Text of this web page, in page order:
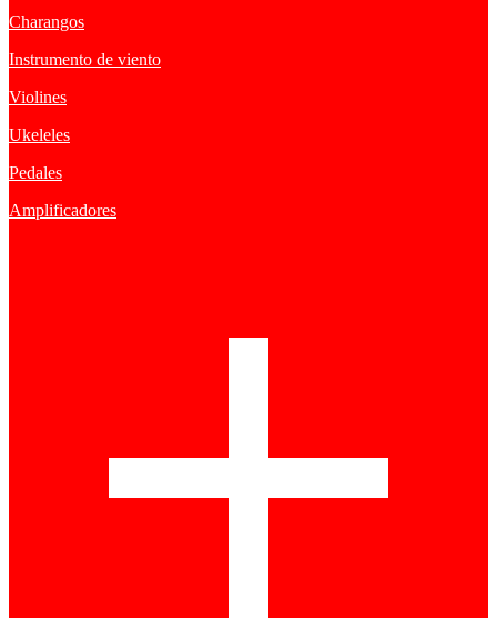
Charangos
Instrumento de viento
Violines
Ukeleles
Pedales
Amplificadores